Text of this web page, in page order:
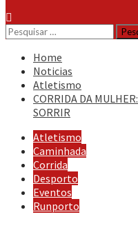
Pesquisar
por:
Home
Noticias
Atletismo
CORRIDA DA
SORRIR
Atletismo
Caminhada
Corrida
Desporto
Eventos
Runporto